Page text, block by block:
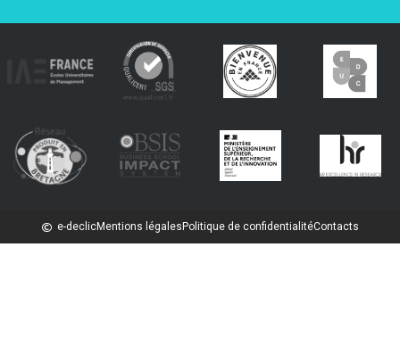
e-declicMentions légales Politique de confidentialitéContacts